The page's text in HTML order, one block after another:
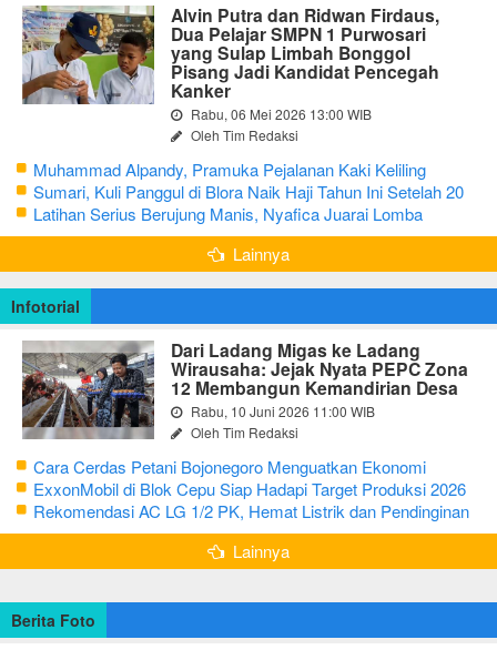
Alvin Putra dan Ridwan Firdaus,
Dua Pelajar SMPN 1 Purwosari
yang Sulap Limbah Bonggol
Pisang Jadi Kandidat Pencegah
Kanker
Rabu, 06 Mei 2026 13:00 WIB
Oleh Tim Redaksi
Muhammad Alpandy, Pramuka Pejalanan Kaki Keliling
Nusantara dengan Misi Literasi Budaya
Sumari, Kuli Panggul di Blora Naik Haji Tahun Ini Setelah 20
Tahun Sisihkan Uang Receh
Latihan Serius Berujung Manis, Nyafica Juarai Lomba
Bertutur tentang Nilai Hidup Orang Samin
Lainnya
Infotorial
Dari Ladang Migas ke Ladang
Wirausaha: Jejak Nyata PEPC Zona
12 Membangun Kemandirian Desa
Rabu, 10 Juni 2026 11:00 WIB
Oleh Tim Redaksi
Cara Cerdas Petani Bojonegoro Menguatkan Ekonomi
Keluarga
ExxonMobil di Blok Cepu Siap Hadapi Target Produksi 2026
Rekomendasi AC LG 1/2 PK, Hemat Listrik dan Pendinginan
Maksimal
Lainnya
Berita Foto